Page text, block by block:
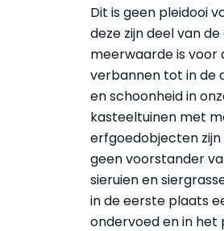
Dit is geen pleidooi
deze zijn deel van
meerwaarde is voor
verbannen tot in de
en schoonheid in
kasteeltuinen met
erfgoedobjecten zijn
geen voorstander
sieruien en
in de eerste plaats
ondervoed en in het